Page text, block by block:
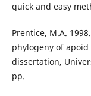
quick and easy
Prentice, M.A.
phylogeny of apoid
dissertation,
pp.